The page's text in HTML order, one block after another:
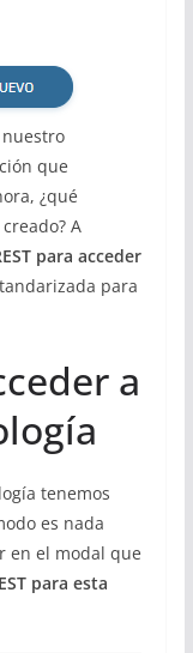
que
¿qué
A
para acceder
para
a
tenemos
es nada
en el modal que
para esta